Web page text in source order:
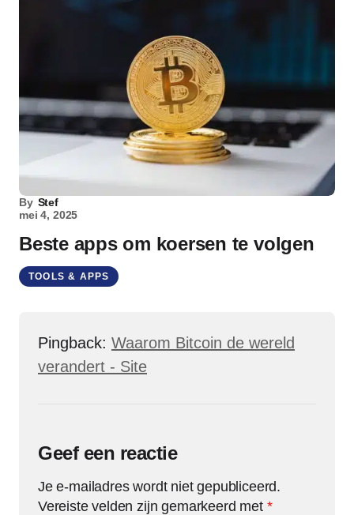
By Stef
mei 4, 2025
Beste apps om koersen te volgen
TOOLS & APPS
Pingback: Waarom Bitcoin de wereld
verandert - Site
Geef een reactie
Je e-mailadres wordt niet gepubliceerd.
Vereiste velden zijn gemarkeerd met *